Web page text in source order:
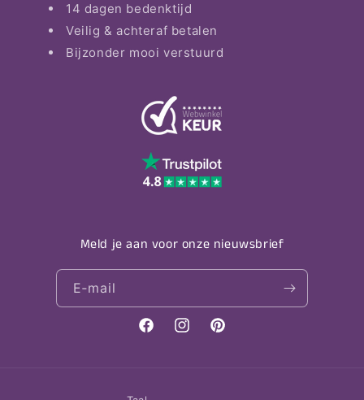
14 dagen bedenktijd
Veilig & achteraf betalen
Bijzonder mooi verstuurd
Meld je aan voor onze nieuwsbrief
E‑mail
FacebookInstagramPinterest